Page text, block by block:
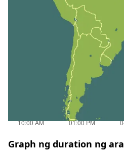
Graph ng duration ng